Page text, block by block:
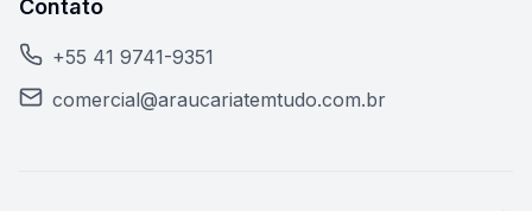
Contato
+55 41 9741-9351
comercial@araucariatemtudo.com.br